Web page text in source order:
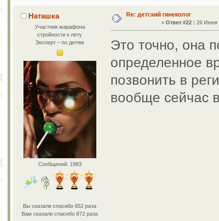
Наташка
Участник марафона
стройности к лету
Эксперт – по детям
Сообщений: 1983
Вы сказали спасибо 652 раза
Вам сказали спасибо 872 раза
Re: детский гинеколог
« Ответ #22 : 26 Июня
Это точно, она
определенное
позвонить в
вообще сейчас